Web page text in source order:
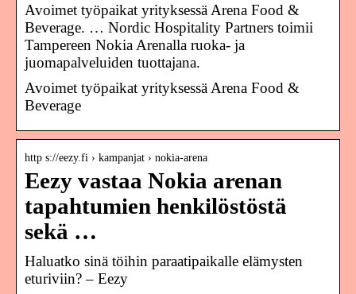
Avoimet työpaikat yrityksessä Arena Food &
Beverage. … Nordic Hospitality Partners toimii
Tampereen Nokia Arenalla ruoka- ja
juomapalveluiden tuottajana.
Avoimet työpaikat yrityksessä Arena Food &
Beverage
http s://eezy.fi › kampanjat › nokia-arena
Eezy vastaa Nokia arenan
tapahtumien henkilöstöstä
sekä …
Haluatko sinä töihin paraatipaikalle elämysten
eturiviin? – Eezy